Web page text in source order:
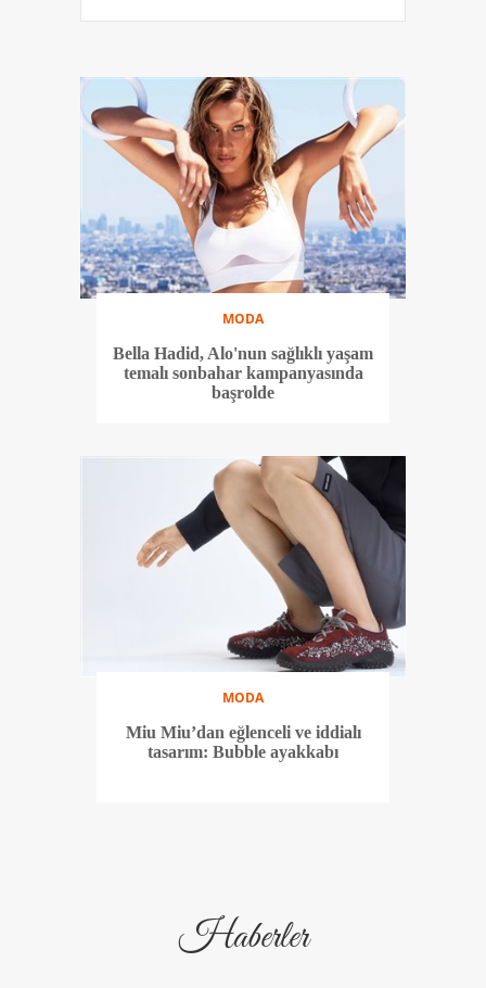
MODA
Bella Hadid, Alo'nun sağlıklı yaşam
temalı sonbahar kampanyasında
başrolde
MODA
Miu Miu’dan eğlenceli ve iddialı
tasarım: Bubble ayakkabı
Haberler